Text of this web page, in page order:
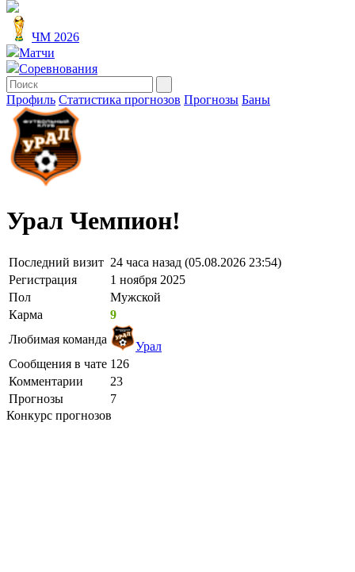
ЧМ 2026
Матчи
Соревнования
Профиль Статистика прогнозов Прогнозы Баны
Урал Чемпион!
Последний визит 24 часа назад (05.08.2026 23:54)
Регистрация
1 ноября 2025
Пол
Мужской
Карма
9
Любимая команда
Урал
Сообщения в чате 126
Комментарии
23
Прогнозы
7
Конкурс прогнозов